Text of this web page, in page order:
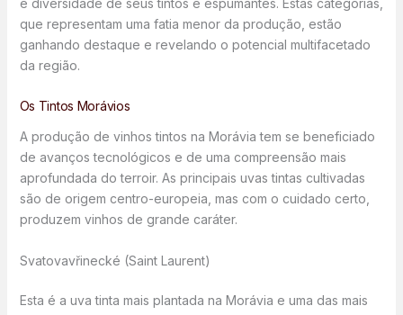
que representam uma fatia menor da produção, estão
ganhando destaque e revelando o potencial multifacetado
da região.
Os Tintos Morávios
A produção de vinhos tintos na Morávia tem se beneficiado
de avanços tecnológicos e de uma compreensão mais
aprofundada do terroir. As principais uvas tintas cultivadas
são de origem centro-europeia, mas com o cuidado certo,
produzem vinhos de grande caráter.
Svatovavřinecké (Saint Laurent)
Esta é a uva tinta mais plantada na Morávia e uma das mais